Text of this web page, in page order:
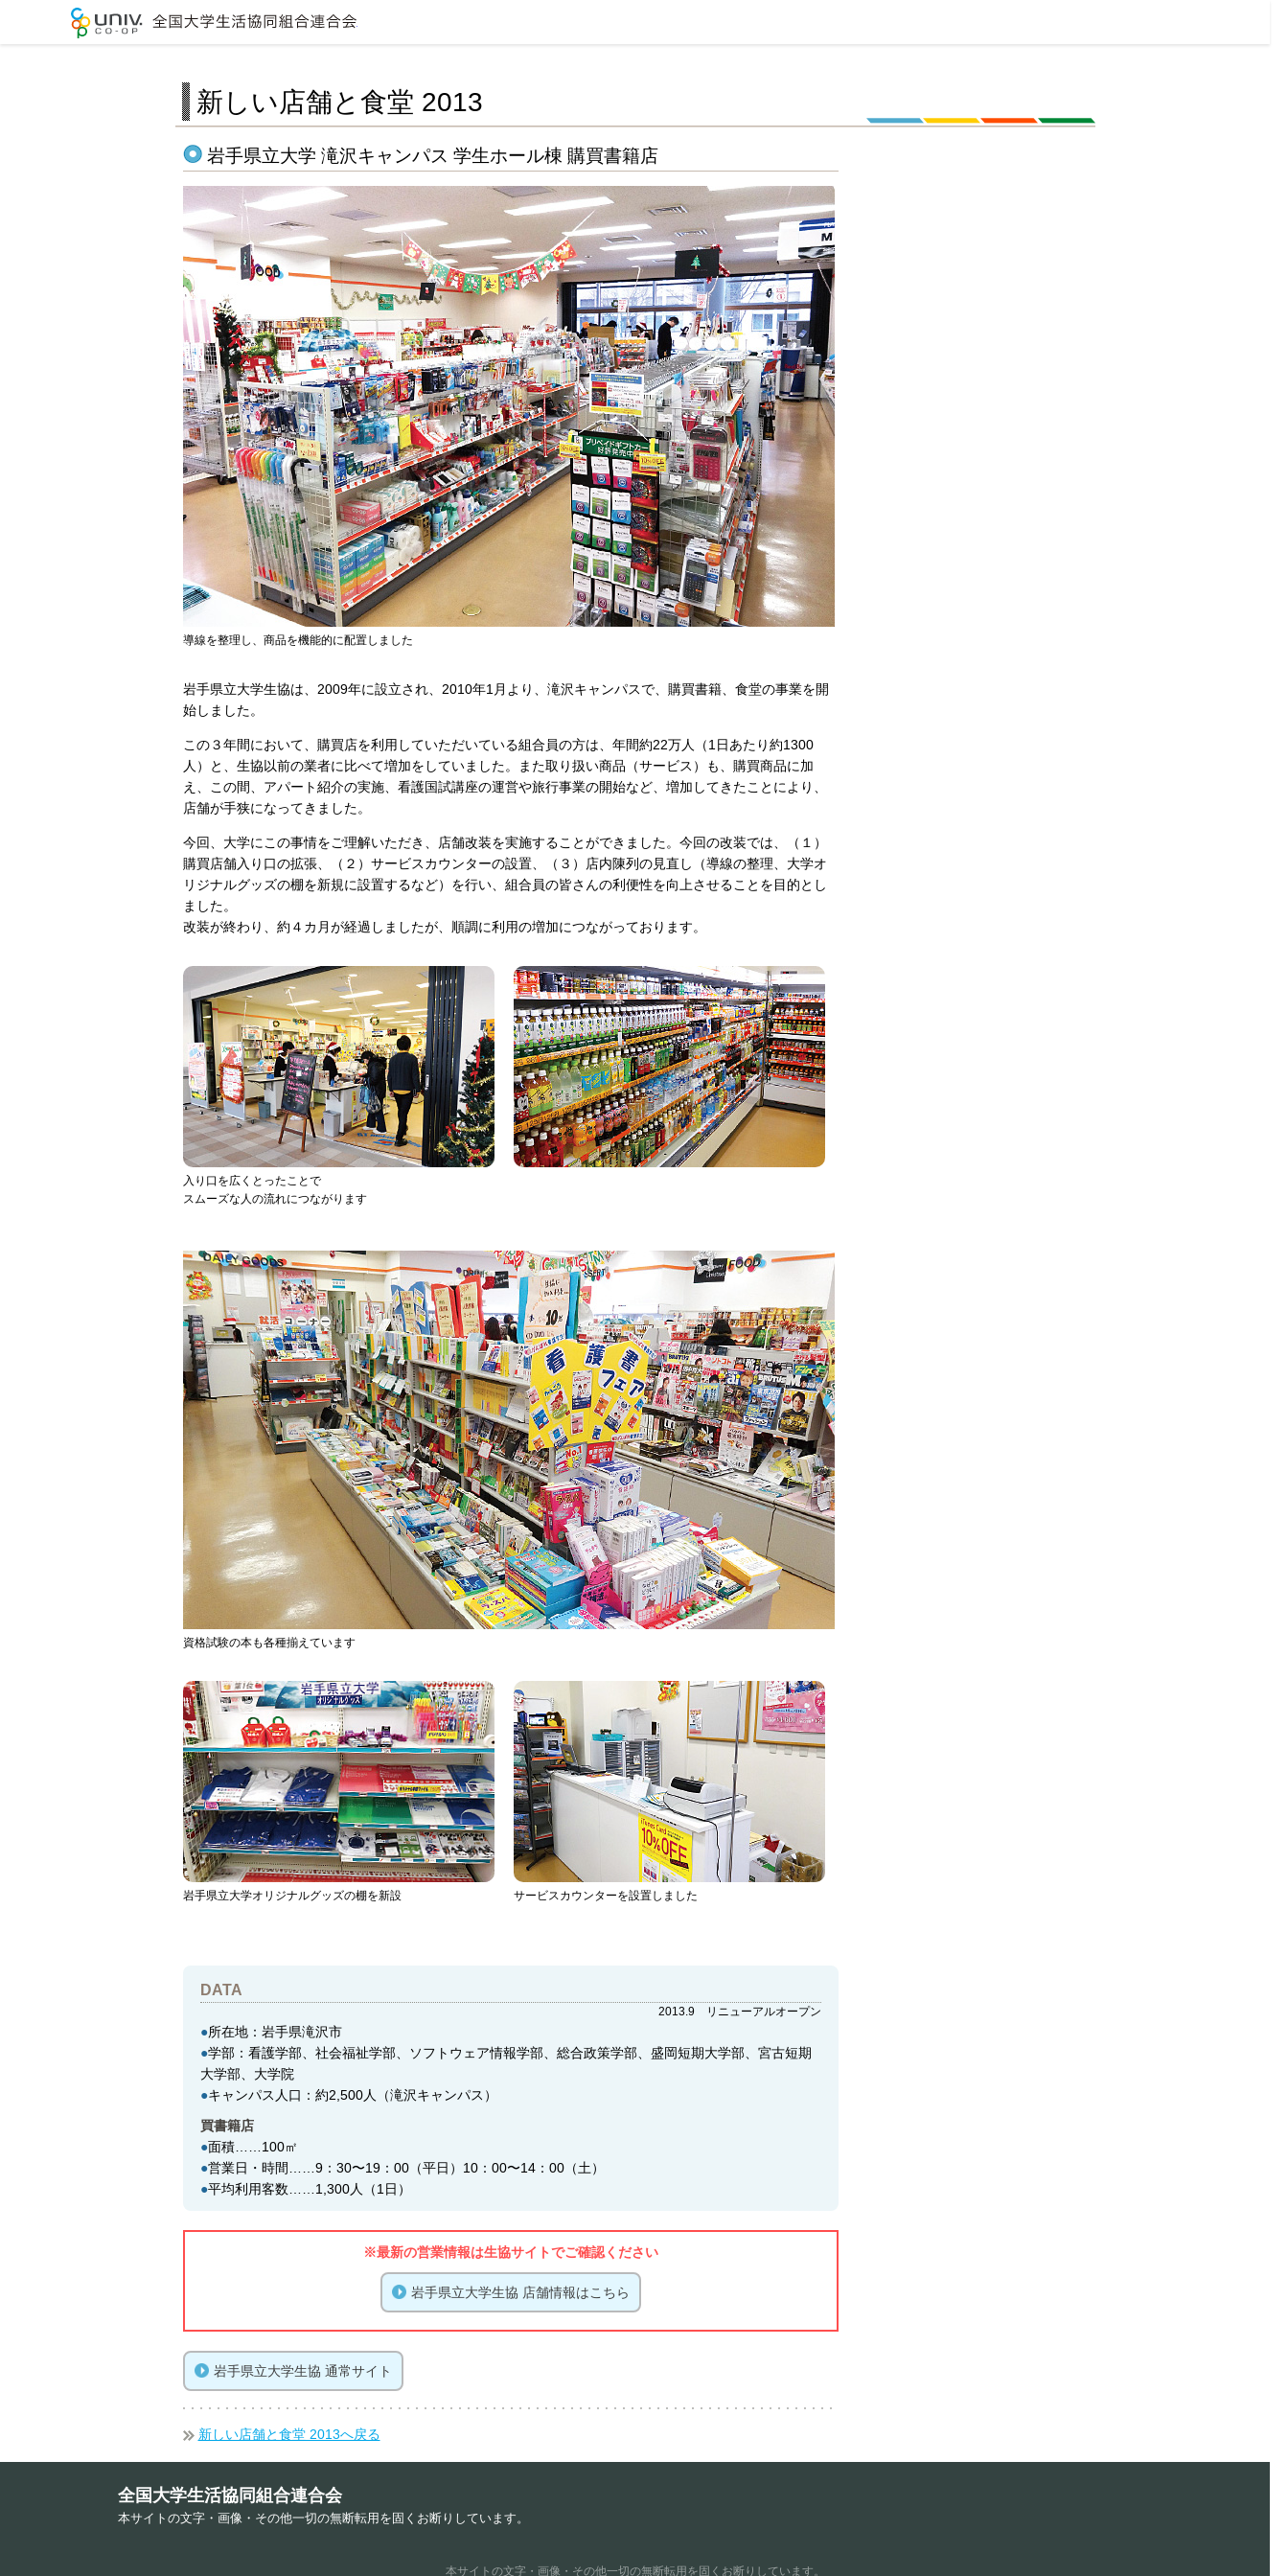
新しい店舗と食堂 2013
岩手県立大学 滝沢キャンパス 学生ホール棟 購買書籍店
導線を整理し、商品を機能的に配置しました
岩手県立大学生協は、2009年に設立され、2010年1月より、滝沢キャンパスで、購買書籍、食堂の事業を開
始しました。
この３年間において、購買店を利用していただいている組合員の方は、年間約22万人（1日あたり約1300
人）と、生協以前の業者に比べて増加をしていました。また取り扱い商品（サービス）も、購買商品に加
え、この間、アパート紹介の実施、看護国試講座の運営や旅行事業の開始など、増加してきたことにより、
店舗が手狭になってきました。
今回、大学にこの事情をご理解いただき、店舗改装を実施することができました。今回の改装では、（１）
購買店舗入り口の拡張、（２）サービスカウンターの設置、（３）店内陳列の見直し（導線の整理、大学オ
リジナルグッズの棚を新規に設置するなど）を行い、組合員の皆さんの利便性を向上させることを目的とし
ました。
改装が終わり、約４カ月が経過しましたが、順調に利用の増加につながっております。
入り口を広くとったことで
スムーズな人の流れにつながります
資格試験の本も各種揃えています
岩手県立大学オリジナルグッズの棚を新設 サービスカウンターを設置しました
DATA
2013.9 リニューアルオープン
●所在地：岩手県滝沢市
●学部：看護学部、社会福祉学部、ソフトウェア情報学部、総合政策学部、盛岡短期大学部、宮古短期
大学部、大学院
●キャンパス人口：約2,500人（滝沢キャンパス）
買書籍店
●面積……100㎡
●営業日・時間……9：30〜19：00（平日）10：00〜14：00（土）
●平均利用客数……1,300人（1日）
※最新の営業情報は生協サイトでご確認ください
岩手県立大学生協 店舗情報はこちら
岩手県立大学生協 通常サイト
新しい店舗と食堂 2013へ戻る
全国大学生活協同組合連合会
本サイトの文字・画像・その他一切の無断転用を固くお断りしています。
本サイトの文字・画像・その他一切の無断転用を固くお断りしています。